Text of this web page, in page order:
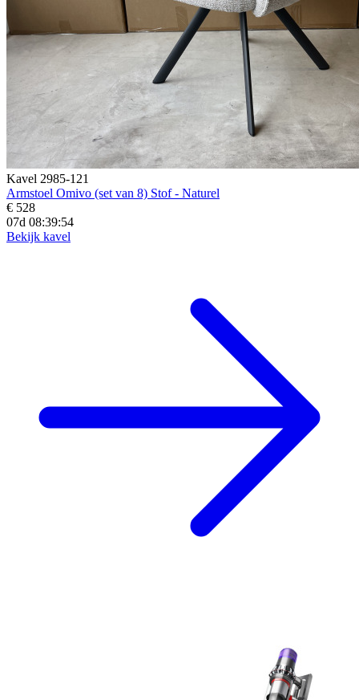
Kavel 2985-121
Armstoel Omivo (set van 8) Stof - Naturel
€ 528
07d 08:39:52
Bekijk kavel